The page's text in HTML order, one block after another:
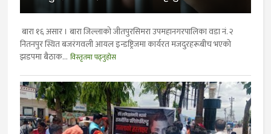
बारा १६ असार । बारा जिल्लाकाे जीतपुरसिमरा उपमहानगरपालिका वडा नं. २
नितनपुर स्थित बजरंगवली आयल इन्डष्ट्रिजमा कार्यरत मजदुरहरूबीच भएको
झडपमा बैठाक... विस्तृतमा पढ्नुहोस